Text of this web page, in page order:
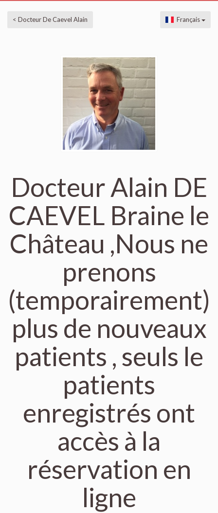
< Docteur De Caevel Alain Français
Docteur Alain DE
CAEVEL Braine le
Château ,Nous ne
prenons
(temporairement)
plus de nouveaux
patients , seuls le
patients
enregistrés ont
accès à la
réservation en
ligne